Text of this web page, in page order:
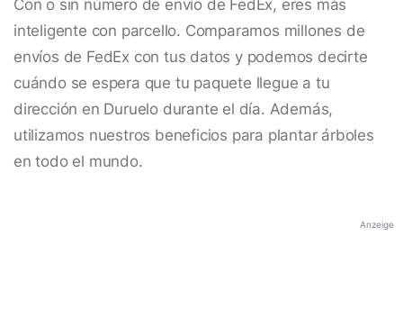
Con o sin número de envío de FedEx, eres más
inteligente con parcello. Comparamos millones de
envíos de FedEx con tus datos y podemos decirte
cuándo se espera que tu paquete llegue a tu
dirección en Duruelo durante el día. Además,
utilizamos nuestros beneficios para plantar árboles
en todo el mundo.
Anzeige